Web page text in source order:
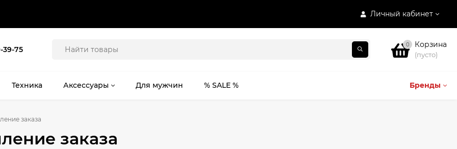
Личный кабинет
39-75
0 Корзина
(пусто)
Бренды
Техника Аксессуары Для мужчин % SALE %
заказа
заказа